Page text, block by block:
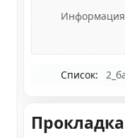
Список: